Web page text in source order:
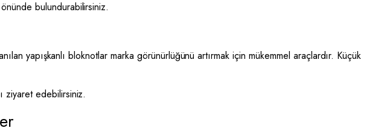
bulundurabilirsiniz.
yapışkanlı bloknotlar marka görünürlüğünü artırmak için mükemmel araçlardır. Küçük
ziyaret edebilirsiniz.